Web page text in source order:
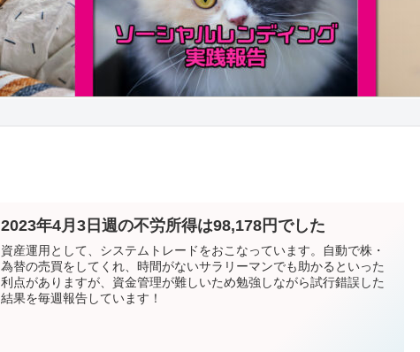
2023年4月3日週の不労所得は98,178円でした
資産運用として、システムトレードをおこなっています。自動で株・
為替の売買をしてくれ、時間がないサラリーマンでも助かるといった
利点がありますが、資金管理が難しいため勉強しながら試行錯誤した
結果を毎週報告しています！